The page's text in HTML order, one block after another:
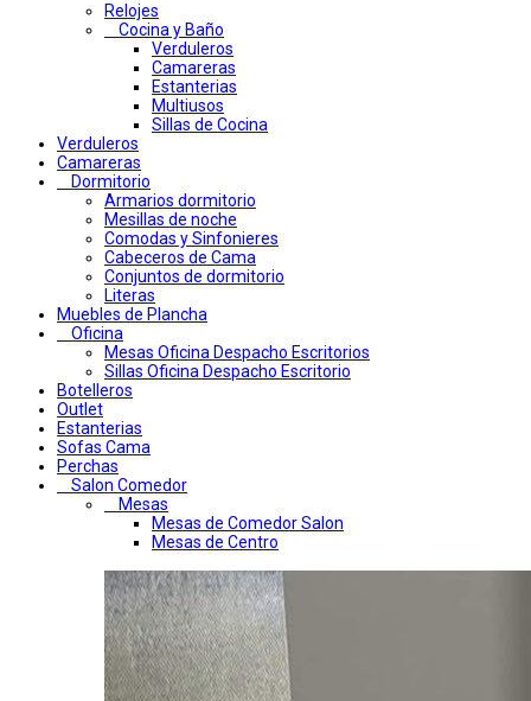
Relojes
Cocina y Baño
Verduleros
Camareras
Estanterias
Multiusos
Sillas de Cocina
Verduleros
Camareras
Dormitorio
Armarios dormitorio
Mesillas de noche
Comodas y Sinfonieres
Cabeceros de Cama
Conjuntos de dormitorio
Literas
Muebles de Plancha
Oficina
Mesas Oficina Despacho Escritorios
Sillas Oficina Despacho Escritorio
Botelleros
Outlet
Estanterias
Sofas Cama
Perchas
Salon Comedor
Mesas
Mesas de Comedor Salon
Mesas de Centro